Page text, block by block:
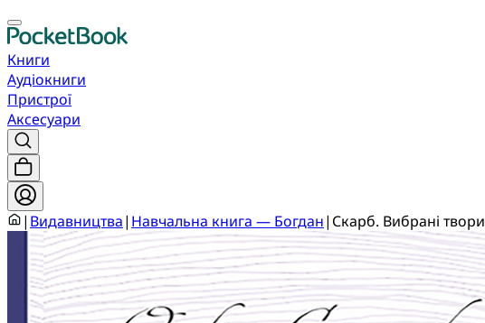
Книги
Аудіокниги
Пристрої
Аксесуари
| Видавництва| Навчальна книга — Богдан| Скарб. Вибрані твори